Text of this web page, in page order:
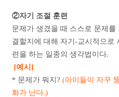
②자기 조절 훈련
문제가 생겼을 때 스스로 문제를
결할지에 대해 자기-교시적으로
련을 하는 일종의 생각법이다.
[예시]
* 문제가 뭐지? (아이들이 자꾸
화가 난다.)